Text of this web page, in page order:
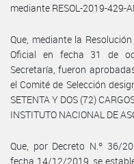
mediante RESOL-2019-429-
Que, mediante la
Oficial en fecha 31 de
Secretaría, fueron
el Comité de Selección
SETENTA Y DOS (72)
INSTITUTO NACIONAL DE
Que, por Decreto N.º 36/
fecha 14/12/2019, se